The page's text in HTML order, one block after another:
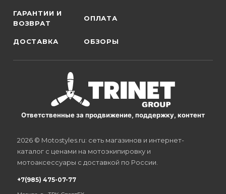
ГАРАНТИИ И
ВОЗВРАТ
ОПЛАТА
ДОСТАВКА ОБЗОРЫ
Ответственные за продвижение, поддержку, контент
2026 © Motostyles.ru: сеть магазинов и интернет-
каталог с ценами на мотоэкипировку и
мотоаксессуары с доставкой по России.
+7(985) 475-07-77